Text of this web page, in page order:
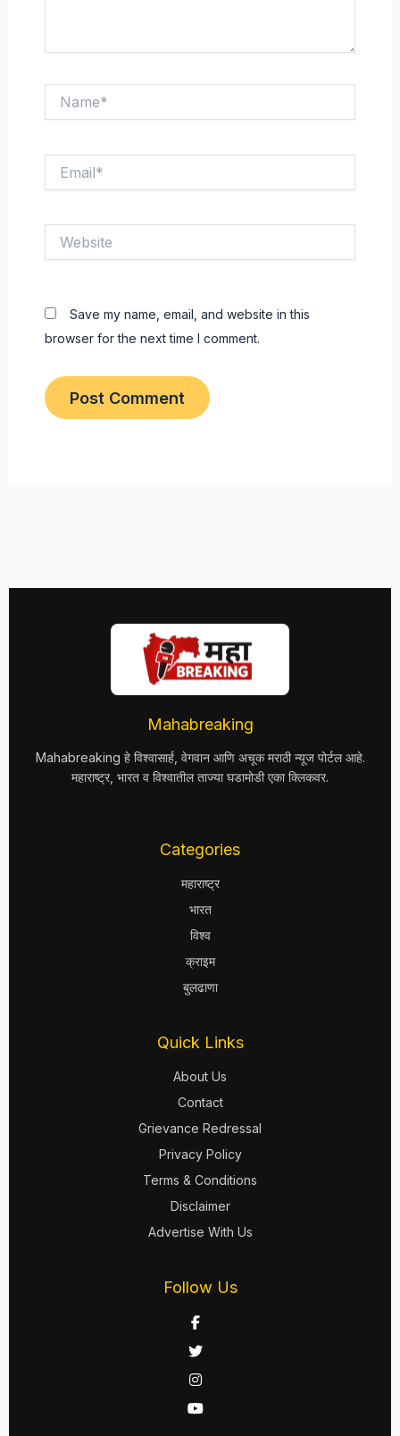
Save my name, email, and website in this
browser for the next time I comment.
Mahabreaking
Mahabreaking हे विश्वासार्ह, वेगवान आणि अचूक मराठी न्यूज पोर्टल आहे.
महाराष्ट्र, भारत व विश्वातील ताज्या घडामोडी एका क्लिकवर.
Categories
महाराष्ट्र
भारत
विश्व
क्राइम
बुलढाणा
Quick Links
About Us
Contact
Grievance Redressal
Privacy Policy
Terms & Conditions
Disclaimer
Advertise With Us
Follow Us